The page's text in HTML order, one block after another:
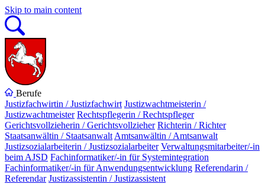
Skip to main content
Berufe
Justizfachwirtin / Justizfachwirt Justizwachtmeisterin /
Justizwachtmeister Rechtspflegerin / Rechtspfleger
Gerichtsvollzieherin / Gerichtsvollzieher Richterin / Richter
Staatsanwältin / Staatsanwalt Amtsanwältin / Amtsanwalt
Justizsozialarbeiterin / Justizsozialarbeiter Verwaltungsmitarbeiter/-in
beim AJSD Fachinformatiker/-in für Systemintegration
Fachinformatiker/-in für Anwendungsentwicklung Referendarin /
Referendar Justizassistentin / Justizassistent